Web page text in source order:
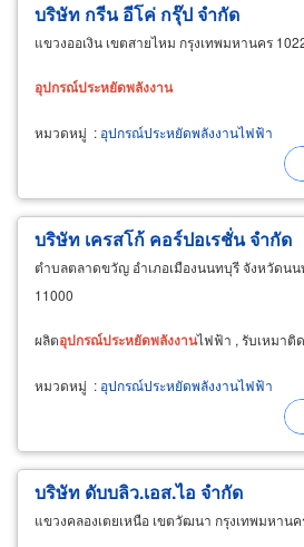
บริษัท กรีน อีโค่ กรุ๊ป จำกัด
แขวงออเงิน เขตสายไหม กรุงเทพมหานคร
อุปกรณ์ประหยัดพลังงาน
หมวดหมู่ : อุปกรณ์ประหยัดพลังงานไฟฟ้า
บริษัท เครสโก้ คอร์ปอเรชั่น จำกัด
ตำบลตลาดขวัญ อำเภอเมืองนนทบุรี จังหวัดน
11000
ผลิตอุปกรณ์ประหยัดพลังงานไฟฟ้า , รับเหมาติ
หมวดหมู่ : อุปกรณ์ประหยัดพลังงานไฟฟ้า
บริษัท ดับบลิว.เอส.ไอ จำกัด
แขวงคลองเตยเหนือ เขตวัฒนา กรุงเทพมหานค